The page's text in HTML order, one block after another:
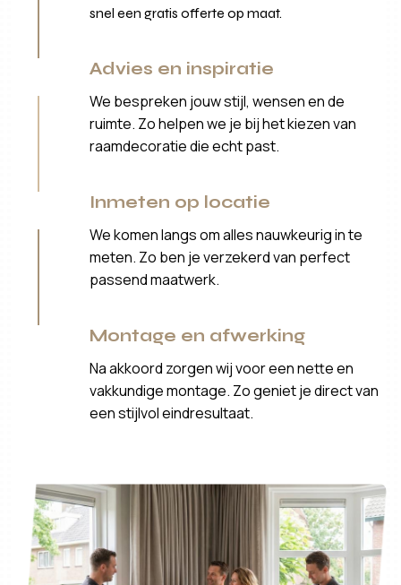
snel een gratis offerte op maat.
Advies en inspiratie
We bespreken jouw stijl, wensen en de
ruimte. Zo helpen we je bij het kiezen van
raamdecoratie die echt past.
Inmeten op locatie
We komen langs om alles nauwkeurig in te
meten. Zo ben je verzekerd van perfect
passend maatwerk.
Montage en afwerking
Na akkoord zorgen wij voor een nette en
vakkundige montage. Zo geniet je direct van
een stijlvol eindresultaat.